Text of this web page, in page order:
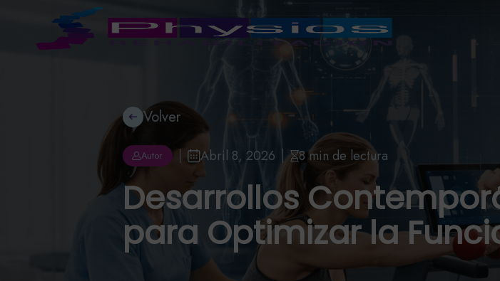
Volver
Autor Abril 8, 2026 8 min de lectura
Desarrollos
para Optimizar la